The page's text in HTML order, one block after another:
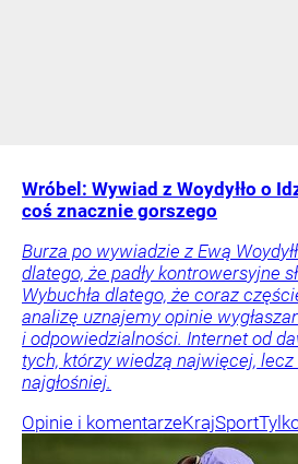
Wróbel: Wywiad z Woydyłło o
coś znacznie gorszego
Burza po wywiadzie z Ewą
dlatego, że padły kontrowersyjne
Wybuchła dlatego, że coraz
analizę uznajemy opinie
i odpowiedzialności. Internet od
tych, którzy wiedzą najwięcej,
najgłośniej.
Opinie i komentarzeKrajSport